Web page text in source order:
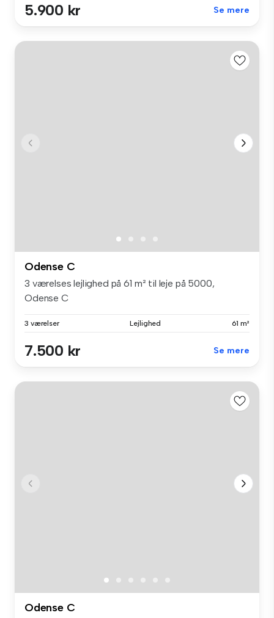
5.900 kr Se mere
Odense C
3 værelses lejlighed på 61 m² til leje på 5000,
Odense C
3 værelser Lejlighed 61 m²
7.500 kr Se mere
Odense C